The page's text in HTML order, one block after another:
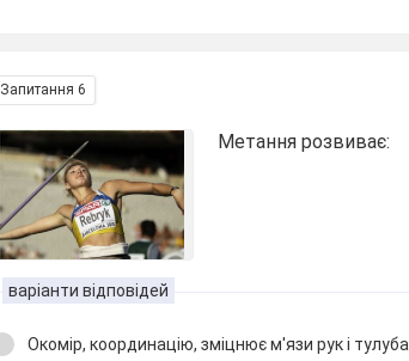
Запитання 6
Метання розвиває:
варіанти відповідей
Окомір, координацію, зміцнює м'язи рук і тулуба